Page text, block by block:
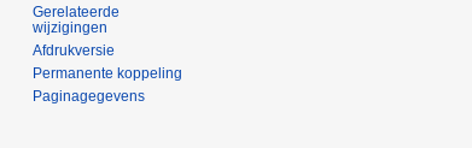
Gerelateerde
wijzigingen
Afdrukversie
Permanente koppeling
Paginagegevens